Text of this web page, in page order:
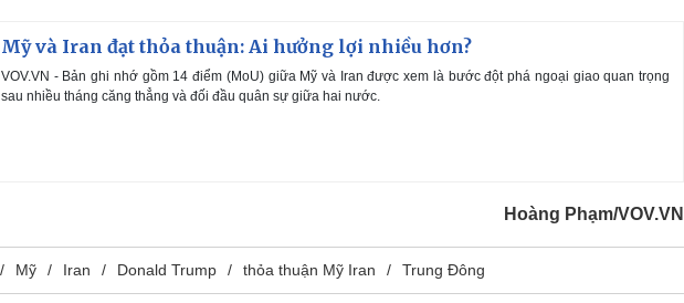
Mỹ và Iran đạt thỏa thuận: Ai hưởng lợi nhiều hơn?
VOV.VN - Bản ghi nhớ gồm 14 điểm (MoU) giữa Mỹ và Iran được xem là bước đột phá ngoại giao quan trọng
sau nhiều tháng căng thẳng và đối đầu quân sự giữa hai nước.
Hoàng Phạm/VOV.VN
Mỹ Iran Donald Trump thỏa thuận Mỹ Iran Trung Đông